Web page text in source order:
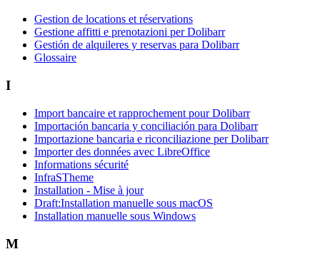
Gestion de locations et réservations
Gestione affitti e prenotazioni per Dolibarr
Gestión de alquileres y reservas para Dolibarr
Glossaire
I
Import bancaire et rapprochement pour Dolibarr
Importación bancaria y conciliación para Dolibarr
Importazione bancaria e riconciliazione per Dolibarr
Importer des données avec LibreOffice
Informations sécurité
InfraSTheme
Installation - Mise à jour
Draft:Installation manuelle sous macOS
Installation manuelle sous Windows
M